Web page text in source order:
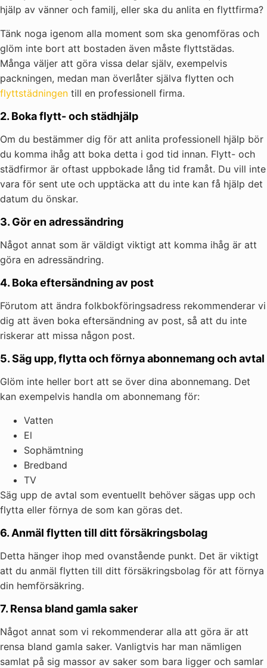
hjälp av vänner och familj, eller ska du anlita en flyttfirma?
Tänk noga igenom alla moment som ska genomföras och
glöm inte bort att bostaden även måste flyttstädas.
Många väljer att göra vissa delar själv, exempelvis
packningen, medan man överlåter själva flytten och
flyttstädningen till en professionell firma.
2. Boka flytt- och städhjälp
Om du bestämmer dig för att anlita professionell hjälp bör
du komma ihåg att boka detta i god tid innan. Flytt- och
städfirmor är oftast uppbokade lång tid framåt. Du vill inte
vara för sent ute och upptäcka att du inte kan få hjälp det
datum du önskar.
3. Gör en adressändring
Något annat som är väldigt viktigt att komma ihåg är att
göra en adressändring.
4. Boka eftersändning av post
Förutom att ändra folkbokföringsadress rekommenderar vi
dig att även boka eftersändning av post, så att du inte
riskerar att missa någon post.
5. Säg upp, flytta och förnya abonnemang och avtal
Glöm inte heller bort att se över dina abonnemang. Det
kan exempelvis handla om abonnemang för:
Vatten
El
Sophämtning
Bredband
TV
Säg upp de avtal som eventuellt behöver sägas upp och
flytta eller förnya de som kan göras det.
6. Anmäl flytten till ditt försäkringsbolag
Detta hänger ihop med ovanstående punkt. Det är viktigt
att du anmäl flytten till ditt försäkringsbolag för att förnya
din hemförsäkring.
7. Rensa bland gamla saker
Något annat som vi rekommenderar alla att göra är att
rensa bland gamla saker. Vanligtvis har man nämligen
samlat på sig massor av saker som bara ligger och samlar